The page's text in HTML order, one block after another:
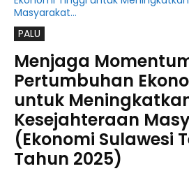
Masyarakat...
PALU
Menjaga
Pertumbuhan
untuk
Kesejahteraan
(Ekonomi Sulawesi
Tahun 2025)